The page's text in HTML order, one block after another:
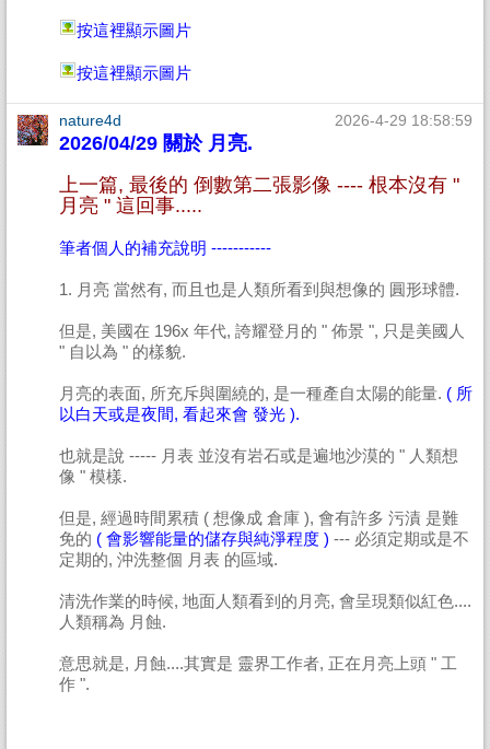
按這裡顯示圖片
按這裡顯示圖片
nature4d 2026-4-29 18:58:59
2026/04/29 關於 月亮.
上一篇, 最後的 倒數第二張影像 ---- 根本沒有 "
月亮 " 這回事.....
筆者個人的補充說明 -----------
1. 月亮 當然有, 而且也是人類所看到與想像的 圓形球體.
但是, 美國在 196x 年代, 誇耀登月的 " 佈景 ", 只是美國人
" 自以為 " 的樣貌.
月亮的表面, 所充斥與圍繞的, 是一種產自太陽的能量. ( 所
以白天或是夜間, 看起來會 發光 ).
也就是說 ----- 月表 並沒有岩石或是遍地沙漠的 " 人類想
像 " 模樣.
但是, 經過時間累積 ( 想像成 倉庫 ), 會有許多 污漬 是難
免的 ( 會影響能量的儲存與純淨程度 ) --- 必須定期或是不
定期的, 沖洗整個 月表 的區域.
清洗作業的時候, 地面人類看到的月亮, 會呈現類似紅色....
人類稱為 月蝕.
意思就是, 月蝕....其實是 靈界工作者, 正在月亮上頭 " 工
作 ".